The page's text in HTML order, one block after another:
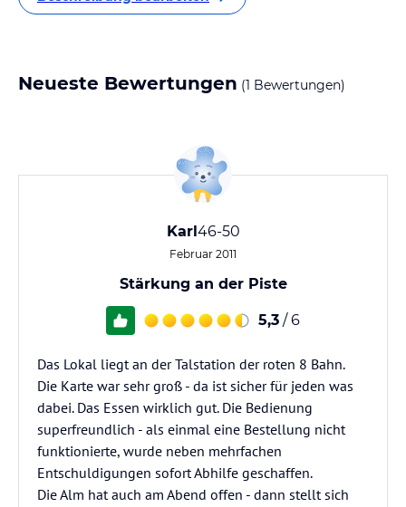
Neueste Bewertungen (1 Bewertungen)
Karl46-50
Februar 2011
Stärkung an der Piste
5,3 / 6
Das Lokal liegt an der Talstation der roten 8 Bahn.
Die Karte war sehr groß - da ist sicher für jeden was
dabei. Das Essen wirklich gut. Die Bedienung
superfreundlich - als einmal eine Bestellung nicht
funktionierte, wurde neben mehrfachen
Entschuldigungen sofort Abhilfe geschaffen.
Die Alm hat auch am Abend offen - dann stellt sich